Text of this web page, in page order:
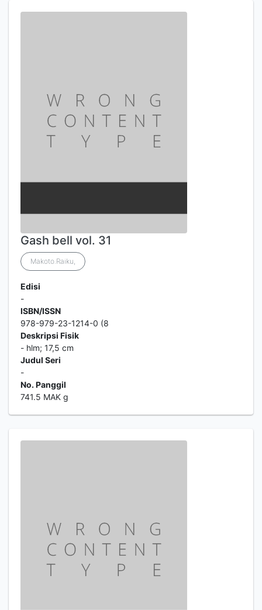
Gash bell vol. 31
Makoto.Raiku,
Edisi
-
ISBN/ISSN
978-979-23-1214-0 (8
Deskripsi Fisik
- hlm; 17,5 cm
Judul Seri
-
No. Panggil
741.5 MAK g